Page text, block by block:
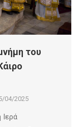
του
04/2025